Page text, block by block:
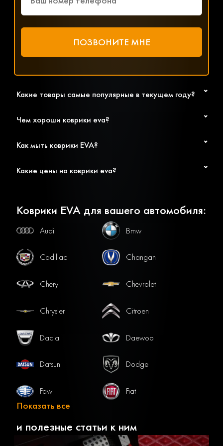
Какие товары самые популярные в текущем году?
Чем хороши коврики eva?
Как мыть коврики EVA?
Какие цены на коврики eva?
Коврики EVA для вашего автомобиля:
Audi Bmw
Cadillac Changan
Chery Chevrolet
Chrysler Citroen
Dacia Daewoo
Datsun Dodge
Faw Fiat
Показать все
и полезные статьи к ним